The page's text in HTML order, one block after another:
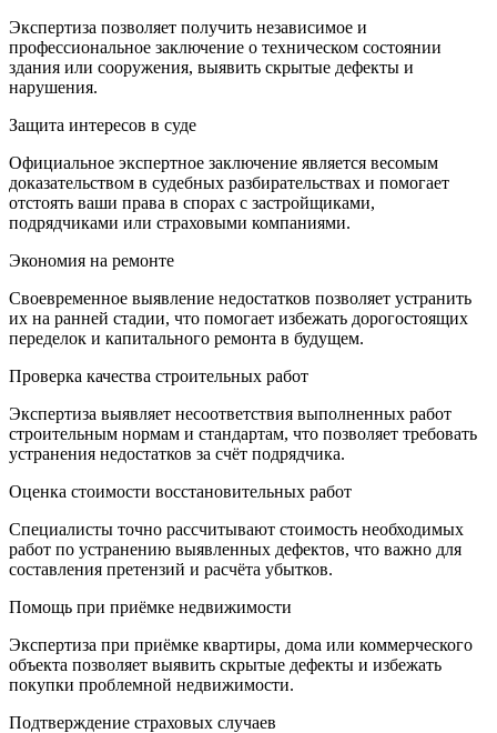
Экспертиза позволяет получить независимое и
профессиональное заключение о техническом состоянии
здания или сооружения, выявить скрытые дефекты и
нарушения.
Защита интересов в суде
Официальное экспертное заключение является весомым
доказательством в судебных разбирательствах и помогает
отстоять ваши права в спорах с застройщиками,
подрядчиками или страховыми компаниями.
Экономия на ремонте
Своевременное выявление недостатков позволяет устранить
их на ранней стадии, что помогает избежать дорогостоящих
переделок и капитального ремонта в будущем.
Проверка качества строительных работ
Экспертиза выявляет несоответствия выполненных работ
строительным нормам и стандартам, что позволяет требовать
устранения недостатков за счёт подрядчика.
Оценка стоимости восстановительных работ
Специалисты точно рассчитывают стоимость необходимых
работ по устранению выявленных дефектов, что важно для
составления претензий и расчёта убытков.
Помощь при приёмке недвижимости
Экспертиза при приёмке квартиры, дома или коммерческого
объекта позволяет выявить скрытые дефекты и избежать
покупки проблемной недвижимости.
Подтверждение страховых случаев